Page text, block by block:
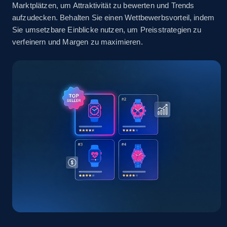
Seller id, URL, Seller name, Description, Detailed
info, Stars, Feedbacks, Return policy, and more.
URL, Product id, Title, Seller name, Seller rating,
Seller reviews, Breadcrumbs, Root category, and
359+ Jetzt anfangen
Marktplätzen, um Attraktivität zu bewerten und Trends
aufzudecken. Behalten Sie einen Wettbewerbsvorteil, indem
Sie umsetzbare Einblicke nutzen, um Preisstrategien zu
verfeinern und Margen zu maximieren.